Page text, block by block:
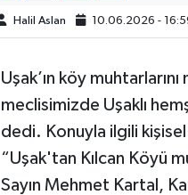
Halil Aslan 10.06.2026 -
Uşak’ın köy
meclisimizde Uşaklı
dedi. Konuyla ilgili
“Uşak'tan Kılcan Köyü
Sayın Mehmet Kartal,